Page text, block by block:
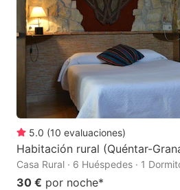
5.0 (10 evaluaciones)
Habitación rural (Quéntar-
Casa Rural · 6 Huéspedes · 1
30 € por noche*